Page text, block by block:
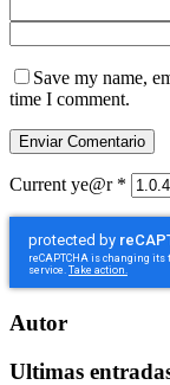
Save my name,
time I comment.
Current ye@r *
Autor
Ultimas